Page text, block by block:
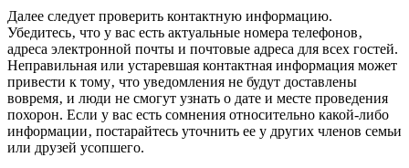
Далее следует проверить контактную информацию.
Убедитесь‚ что у вас есть актуальные номера телефонов‚
адреса электронной почты и почтовые адреса для всех гостей.
Неправильная или устаревшая контактная информация может
привести к тому‚ что уведомления не будут доставлены
вовремя‚ и люди не смогут узнать о дате и месте проведения
похорон. Если у вас есть сомнения относительно какой-либо
информации‚ постарайтесь уточнить ее у других членов семьи
или друзей усопшего.